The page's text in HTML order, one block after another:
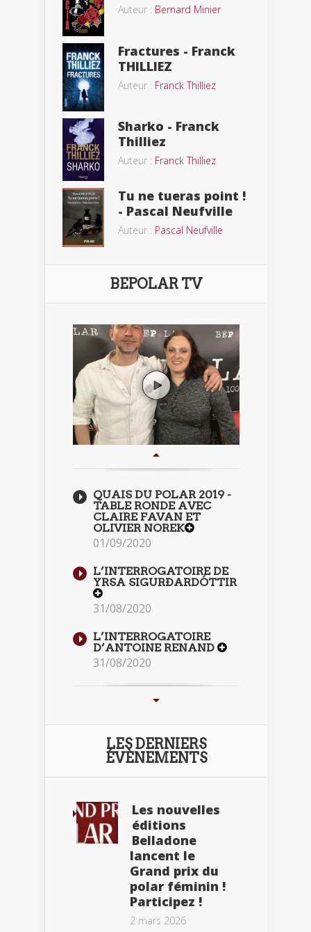
Auteur : Bernard Minier
Fractures - Franck
THILLIEZ
Auteur : Franck Thilliez
Sharko - Franck
Thilliez
Auteur : Franck Thilliez
Tu ne tueras point !
- Pascal Neufville
Auteur : Pascal Neufville
BEPOLAR TV
QUAIS DU POLAR 2019 -
TABLE RONDE AVEC
CLAIRE FAVAN ET
OLIVIER NOREK
01/09/2020
L’INTERROGATOIRE DE
YRSA SIGURÐARDÓTTIR
31/08/2020
L’INTERROGATOIRE
D’ANTOINE RENAND
31/08/2020
LES DERNIERS
ÉVÈNEMENTS
Les nouvelles
éditions
Belladone
lancent le
Grand prix du
polar féminin !
Participez !
2 mars 2026